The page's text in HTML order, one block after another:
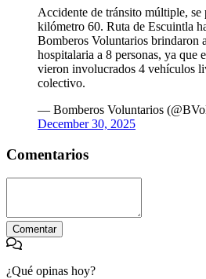
Accidente de tránsito múltiple, se
kilómetro 60. Ruta de Escuintla
Bomberos Voluntarios brindaron
hospitalaria a 8 personas, ya que
vieron involucrados 4 vehículos
colectivo.
— Bomberos Voluntarios
December 30, 2025
Comentarios
Comentar
¿Qué opinas hoy?